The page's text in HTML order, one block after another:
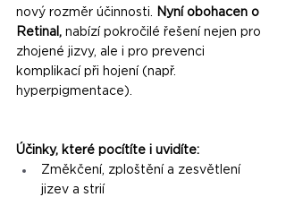
nový rozměr účinnosti.
Nyní obohacen o
Retinal, nabízí pokročilé řešení nejen pro
zhojené jizvy, ale i pro prevenci
komplikací při hojení (např.
hyperpigmentace).
Účinky, které pocítíte i uvidíte:
Změkčení, zploštění a zesvětlení
jizev a strií